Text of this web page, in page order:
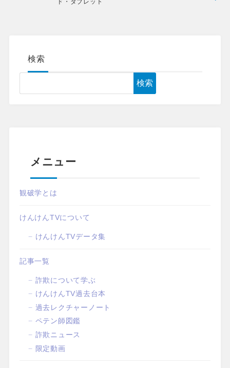
ド・タブレット
検索
検索
メニュー
観破学とは
けんけんTVについて
けんけんTVデータ集
記事一覧
詐欺について学ぶ
けんけんTV過去台本
過去レクチャーノート
ペテン師図鑑
詐欺ニュース
限定動画